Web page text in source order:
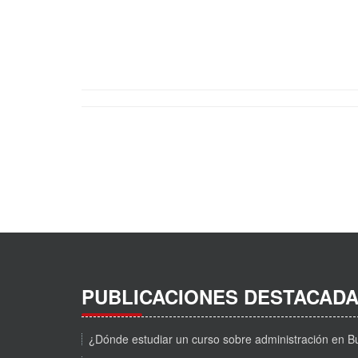
PUBLICACIONES
¿Dónde estudiar un curso sobre administración en